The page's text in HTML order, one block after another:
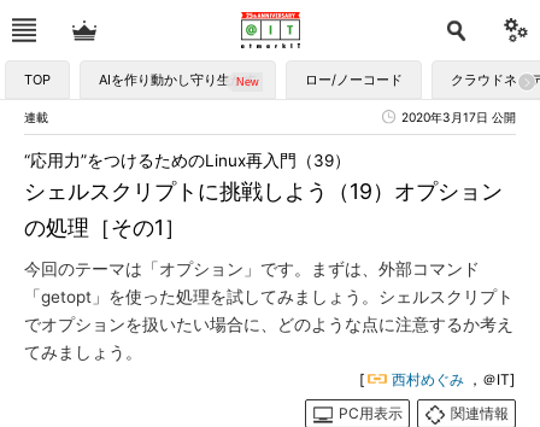
TOP AIを作り動かし守り生かす ロー/ノーコード クラウドネイ
連載 2020年3月17日 公開
シェルスクリプトに挑戦しよう（19）オプション
の処理［その1］
“応用力”をつけるためのLinux再入門（39）
今回のテーマは「オプション」です。まずは、外部コマンド
「getopt」を使った処理を試してみましょう。シェルスクリプト
でオプションを扱いたい場合に、どのような点に注意するか考え
てみましょう。
[ 西村めぐみ ，＠IT]
PC用表示
関連情報